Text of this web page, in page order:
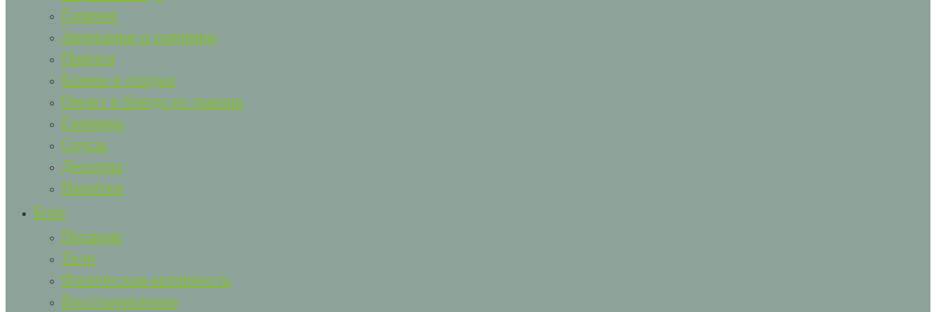
Горячее
Запеканки и сырники
Пироги
Блины и оладьи
Омлет и блюда из лаваша
Гарниры
Соусы
Десерты
Напитки
Блог
Питание
Тело
Физическая активность
Восстановление